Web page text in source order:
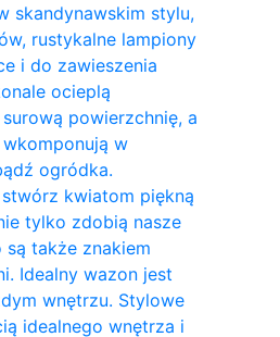
skandynawskim stylu,
rustykalne lampiony
i do zawieszenia
ocieplą
powierzchnię, a
w
ogródka.
stwórz kwiatom piękną
tylko zdobią nasze
także znakiem
Idealny wazon jest
wnętrzu. Stylowe
idealnego wnętrza i